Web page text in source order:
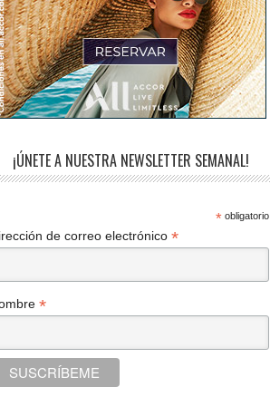
¡ÚNETE A NUESTRA NEWSLETTER SEMANAL!
* obligatorio
de correo electrónico *
*